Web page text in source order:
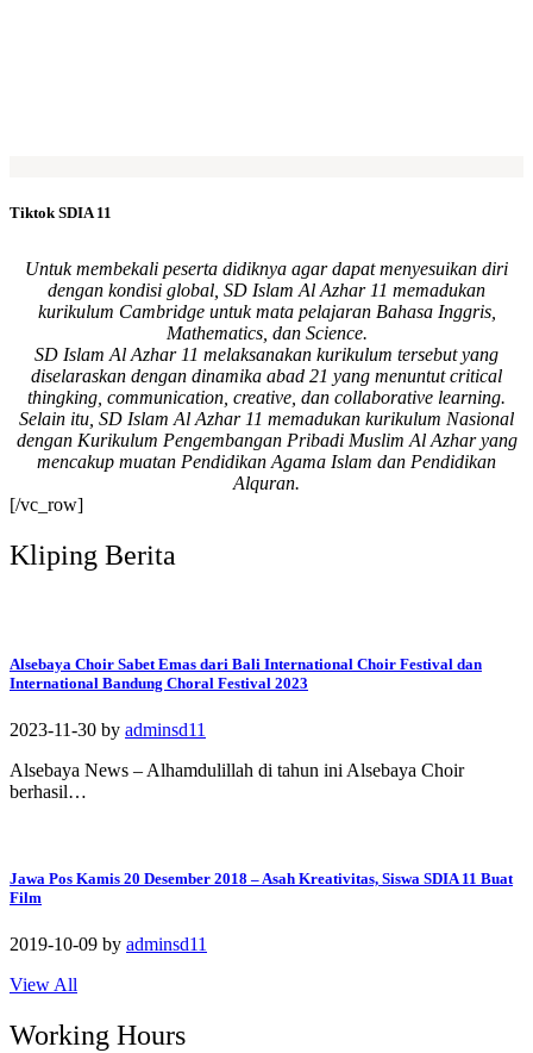
Tiktok SDIA 11
Untuk membekali peserta didiknya agar dapat menyesuikan diri
dengan kondisi global, SD Islam Al Azhar 11 memadukan
kurikulum Cambridge untuk mata pelajaran Bahasa Inggris,
Mathematics, dan Science.
SD Islam Al Azhar 11 melaksanakan kurikulum tersebut yang
diselaraskan dengan dinamika abad 21 yang menuntut critical
thingking, communication, creative, dan collaborative learning.
Selain itu, SD Islam Al Azhar 11 memadukan kurikulum Nasional
dengan Kurikulum Pengembangan Pribadi Muslim Al Azhar yang
mencakup muatan Pendidikan Agama Islam dan Pendidikan
Alquran.
[/vc_row]
Kliping Berita
Alsebaya Choir Sabet Emas dari Bali International Choir Festival dan
International Bandung Choral Festival 2023
2023-11-30 by adminsd11
Alsebaya News – Alhamdulillah di tahun ini Alsebaya Choir
berhasil…
Jawa Pos Kamis 20 Desember 2018 – Asah Kreativitas, Siswa SDIA 11 Buat
Film
2019-10-09 by adminsd11
View All
Working Hours